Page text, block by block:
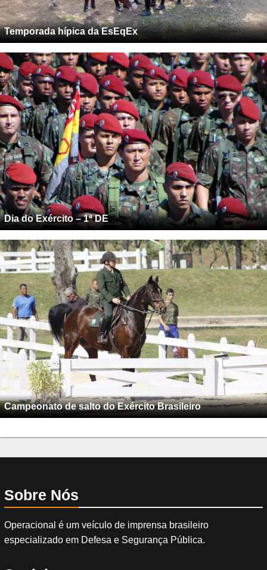
Temporada hípica da EsEqEx
Dia do Exército – 1ª DE
Campeonato de salto do Exército Brasileiro
Sobre Nós
Operacional é um veículo de imprensa brasileiro
especializado em Defesa e Segurança Pública.